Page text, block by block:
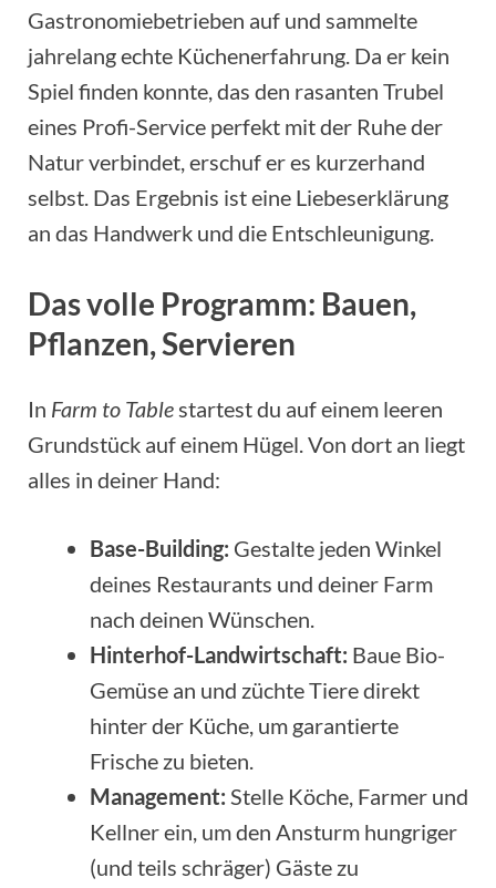
Gastronomiebetrieben auf und sammelte
jahrelang echte Küchenerfahrung. Da er kein
Spiel finden konnte, das den rasanten Trubel
eines Profi-Service perfekt mit der Ruhe der
Natur verbindet, erschuf er es kurzerhand
selbst. Das Ergebnis ist eine Liebeserklärung
an das Handwerk und die Entschleunigung.
Das volle Programm: Bauen,
Pflanzen, Servieren
In Farm to Tablestartest du auf einem leeren
Grundstück auf einem Hügel. Von dort an liegt
alles in deiner Hand:
Base-Building: Gestalte jeden Winkel
deines Restaurants und deiner Farm
nach deinen Wünschen.
Hinterhof-Landwirtschaft: Baue Bio-
Gemüse an und züchte Tiere direkt
hinter der Küche, um garantierte
Frische zu bieten.
Management: Stelle Köche, Farmer und
Kellner ein, um den Ansturm hungriger
(und teils schräger) Gäste zu